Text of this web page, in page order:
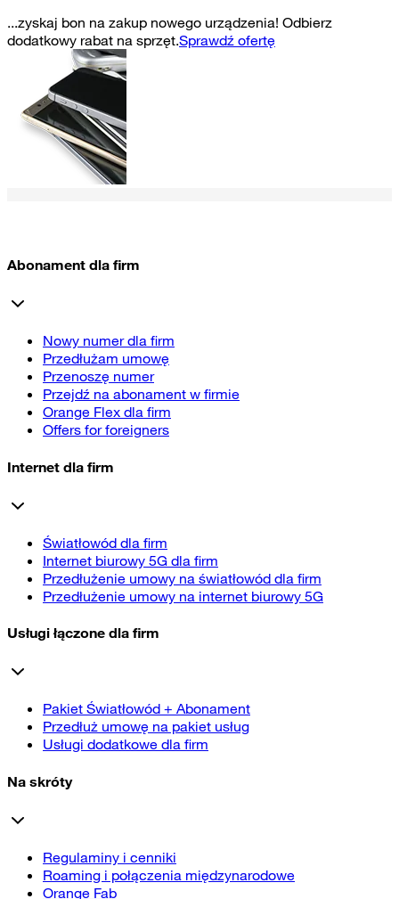
...zyskaj bon na zakup nowego urządzenia! Odbierz
dodatkowy rabat na sprzęt.Sprawdź ofertę
Abonament dla firm
Nowy numer dla firm
Przedłużam umowę
Przenoszę numer
Przejdź na abonament w firmie
Orange Flex dla firm
Offers for foreigners
Internet dla firm
Światłowód dla firm
Internet biurowy 5G dla firm
Przedłużenie umowy na światłowód dla firm
Przedłużenie umowy na internet biurowy 5G
Usługi łączone dla firm
Pakiet Światłowód + Abonament
Przedłuż umowę na pakiet usług
Usługi dodatkowe dla firm
Na skróty
Regulaminy i cenniki
Roaming i połączenia międzynarodowe
Orange Fab